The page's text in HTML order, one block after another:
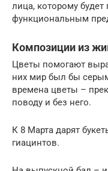
лица, которому
функциональным
Композиции из
Цветы помогают
них мир был бы
времена цветы –
поводу и без него.
К 8 Марта дарят
гиацинтов.